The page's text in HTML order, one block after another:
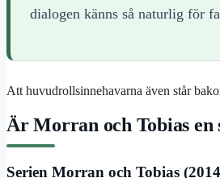
dialogen känns så naturlig för
Att huvudrollsinnehavarna även står
Är Morran och Tobias en
Serien Morran och Tobias